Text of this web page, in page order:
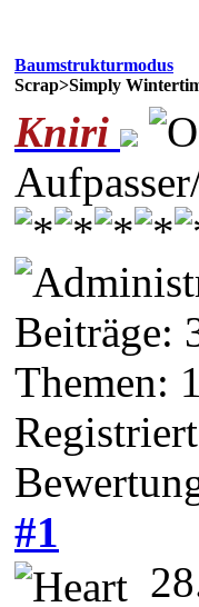
Baumstrukturmodus
Scrap>Simply
Kniri
Beiträge:
Themen:
#1